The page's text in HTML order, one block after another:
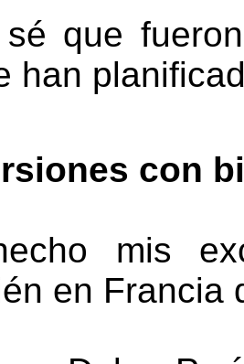
que
han
con
mis
en Francia